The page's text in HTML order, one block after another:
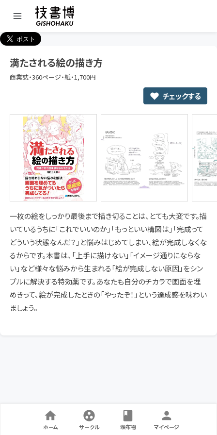
満たされる絵の描き方
商業誌・360ページ・紙・1,700円
チェックする
一枚の絵をしっかり最後まで描き切ることは、とても大変です。描
いているうちに「これでいいのか」「もっといい構図は」「完成って
どういう状態なんだ？」と悩みはじめてしまい、絵が完成しなくな
るからです。本書は、「上手に描けない」「イメージ通りにならな
い」など様々な悩みから生まれる「絵が完成しない原因」をシン
プルに解決する特効薬です。あなたも自分のチカラで画面を埋
めきって、絵が完成したときの「やったぞ！」という達成感を味わい
ましょう。
ホーム サークル 頒布物 マイページ